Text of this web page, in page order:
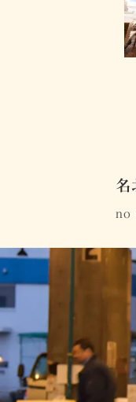
名
no